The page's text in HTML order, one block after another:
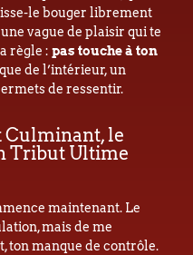
le bouger librement
vague de plaisir qui te
règle :pas touche à ton
de l’intérieur, un
de ressentir.
Culminant, le
Tribut Ultime
maintenant. Le
mais de me
ton manque de contrôle.